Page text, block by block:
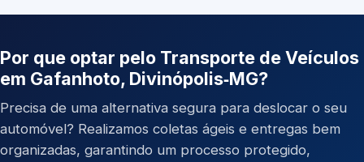
Por que optar pelo Transporte de Veículos
em Gafanhoto, Divinópolis‑MG?
Precisa de uma alternativa segura para deslocar o seu
automóvel? Realizamos coletas ágeis e entregas bem
organizadas, garantindo um processo protegido,